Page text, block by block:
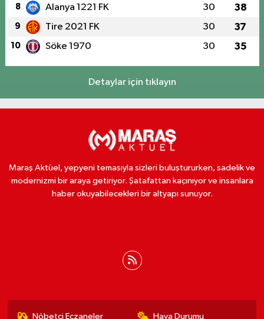
8 Alanya 1221 FK 30 38
9 Tire 2021 FK 30 37
10 Söke 1970 30 35
Detaylar için tıklayın
Maraş Aktüel, yepyeni temasıyla sizleri buluştururken, sadelik ve
modernizmi bir araya getiriyor. Şatafattan kaçınıyor ve insanlara
haber okuyabilecekleri bir altyapı sunuyor.
Nöbetçi Eczaneler Hava Durumu